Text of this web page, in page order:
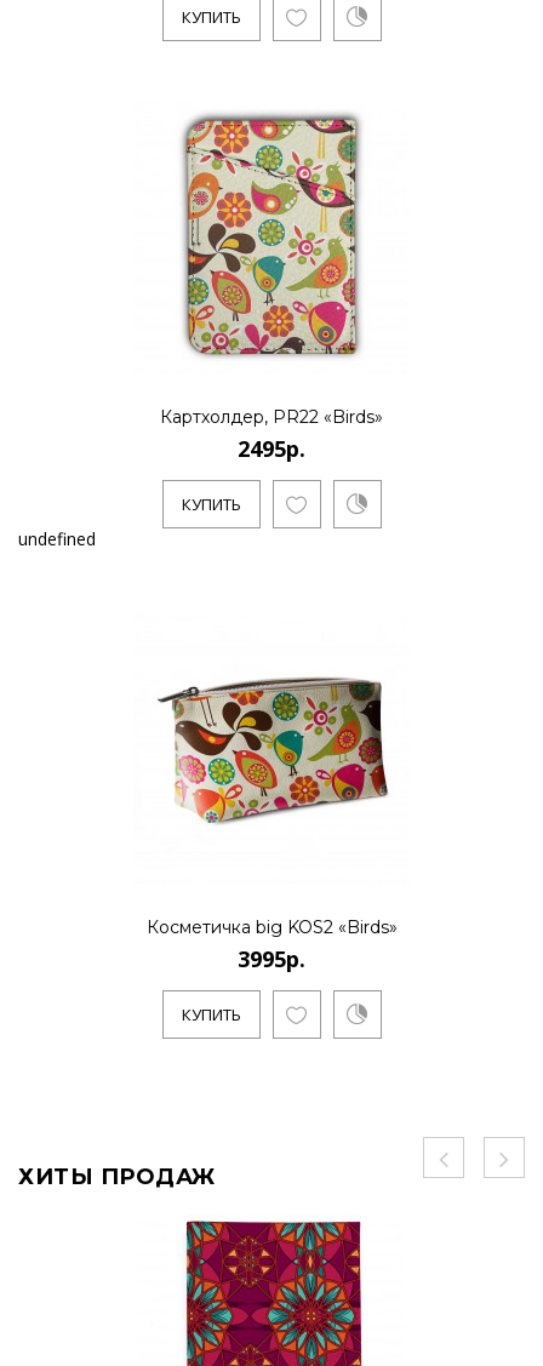
КУПИТЬ
Картхолдер, PR22 «Birds»
2495р.
КУПИТЬ
undefined
Косметичка big KOS2 «Birds»
3995р.
КУПИТЬ
ХИТЫ ПРОДАЖ